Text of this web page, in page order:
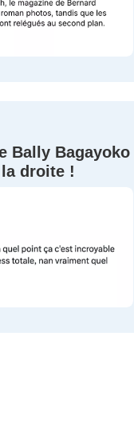
Bally Bagayoko
droite !